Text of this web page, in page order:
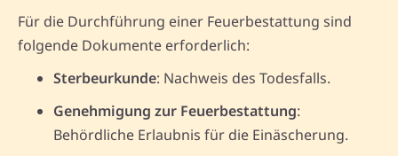
Für die Durchführung einer Feuerbestattung sind
folgende Dokumente erforderlich:
Sterbeurkunde: Nachweis des Todesfalls.
Genehmigung zur Feuerbestattung:
Behördliche Erlaubnis für die Einäscherung.